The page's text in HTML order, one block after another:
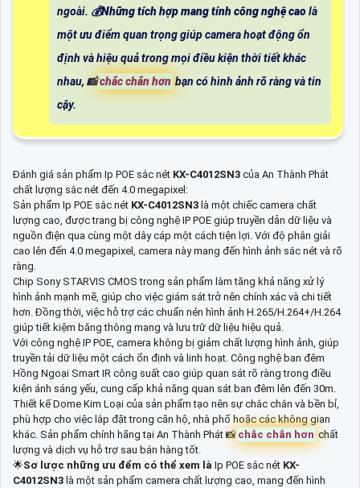
ngoài. 💰Những tích hợp mang tính công nghệ caolà
một ưu điểm quan trọng giúp camera hoạt động ổn
định và hiệu quả trong mọi điều kiện thời tiết khác
nhau, 📸chắc chắn hơn bạn có hình ảnh rõ ràng và tin
cậy.
Đánh giá sản phẩm Ip POE sắc nét KX-C4012SN3 của An Thành Phát
chất lượng sắc nét đến 4.0 megapixel:
Sản phẩm Ip POE sắc nét KX-C4012SN3 là một chiếc camera chất
lượng cao, được trang bị công nghệ IP POE giúp truyền dẫn dữ liệu và
nguồn điện qua cùng một dây cáp một cách tiện lợi. Với độ phân giải
cao lên đến 4.0 megapixel, camera này mang đến hình ảnh sắc nét và rõ
ràng.
Chip Sony STARVIS CMOS trong sản phẩm làm tăng khả năng xử lý
hình ảnh mạnh mẽ, giúp cho việc giám sát trở nên chính xác và chi tiết
hơn. Đồng thời, việc hỗ trợ các chuẩn nén hình ảnh H.265/H.264+/H.264
giúp tiết kiệm băng thông mạng và lưu trữ dữ liệu hiệu quả.
Với công nghệ IP POE, camera không bị giảm chất lượng hình ảnh, giúp
truyền tải dữ liệu một cách ổn định và linh hoạt. Công nghệ ban đêm
Hồng Ngoại Smart IR công suất cao giúp quan sát rõ ràng trong điều
kiện ánh sáng yếu, cung cấp khả năng quan sát ban đêm lên đến 30m.
Thiết kế Dome Kim Loại của sản phẩm tạo nên sự chắc chắn và bền bỉ,
phù hợp cho việc lắp đặt trong căn hộ, nhà phố hoặc các không gian
khác. Sản phẩm chính hãng tại An Thành Phát 📸 chắc chắn hơn chất
lượng và dịch vụ hỗ trợ sau bán hàng tốt.
🌟Sơ lược những ưu đểm có thể xem là Ip POE sắc nét KX-
C4012SN3 là một sản phẩm camera chất lượng cao, mang đến hình